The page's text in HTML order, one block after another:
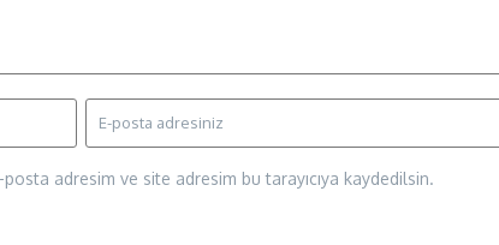
adresim ve site adresim bu tarayıcıya kaydedilsin.